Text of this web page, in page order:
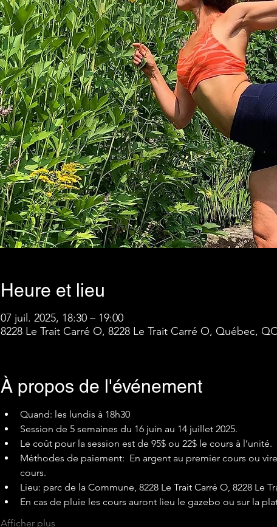
Heure et lieu
07 juil. 2025, 18:30 – 19:00
8228 Le Trait Carré O, 8228 Le Trait Carré O, Québec,
À propos de l'événement
Quand: les lundis à 18h30
Session de 5 semaines du 16 juin au 14 juillet 2025.
Le coût pour la session est de 95$ ou 22$ le cours à l’unité.
Méthodes de paiement:  En argent au premier cours ou
cours.
Lieu: parc de la Commune, 8228 Le Trait Carré O, 8228 Le
En cas de pluie les cours auront lieu le gazebo ou sur la
Afficher plus